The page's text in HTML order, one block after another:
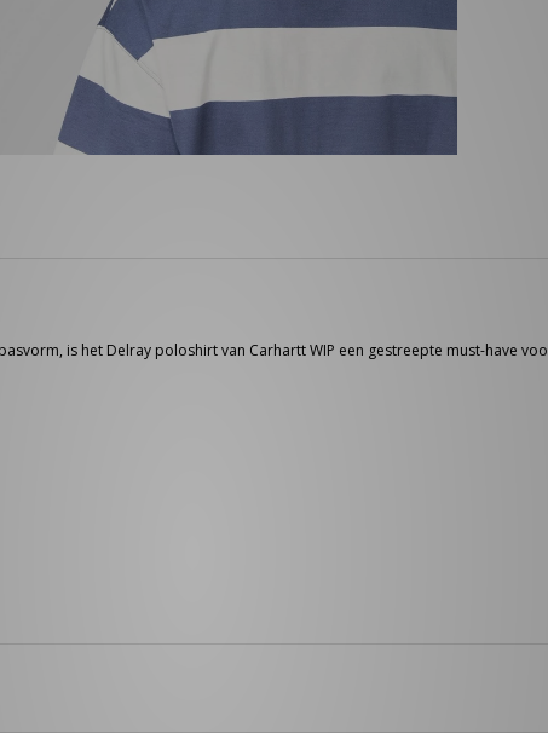
is het Delray poloshirt van Carhartt WIP een gestreepte must-have